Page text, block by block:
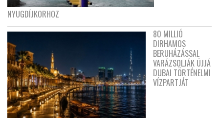
NYUGDÍJKORHOZ
80 MILLIÓ
DIRHAMOS
BERUHÁZÁSSAL
VARÁZSOLJÁK ÚJJÁ
DUBAI TÖRTÉNELMI
VÍZPARTJÁT